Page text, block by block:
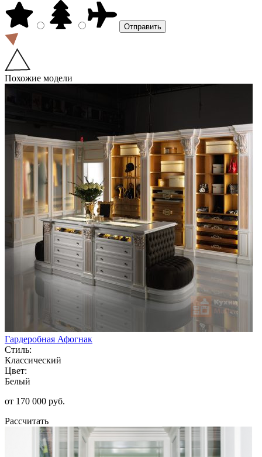
Похожие модели
Гардеробная Афогнак
Стиль:
Классический
Цвет:
Белый
от 170 000 руб.
Рассчитать